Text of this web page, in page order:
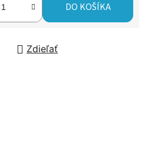
DO KOŠÍKA
Zdieľať